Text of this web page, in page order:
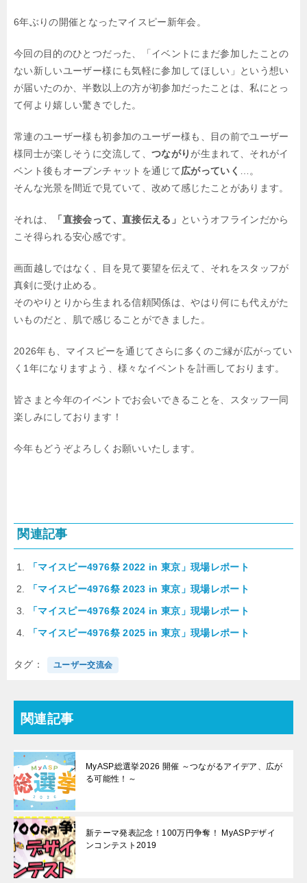
6年ぶりの開催となったマイスピー新年会。
今回の目的のひとつだった、「イベントにまだ参加したことの
ない新しいユーザー様にも気軽に参加してほしい」という想い
が届いたのか、半数以上の方が初参加だったことは、私にとっ
て何より嬉しい驚きでした。
常連のユーザー様も初参加のユーザー様も、目の前でユーザー
様同士が楽しそうに交流して、 つながり が生まれて、それがイ
ベント後もオープンチャットを通じて広がっていく
…。
そんな光景を間近で見ていて、改めて感じたことがあります。
それは、 「直接会って、直接伝える」 というオフラインだから
こそ得られる安心感です。
画面越しではなく、目を見て要望を伝えて、それをスタッフが
真剣に受け止める。
そのやりとりから生まれる信頼関係は、やはり何にも代えがた
いものだと、肌で感じることができました。
2026年も、マイスピーを通じてさらに多くのご縁が広がってい
く1年になりますよう、様々なイベントを計画しております。
皆さまと今年のイベントでお会いできることを、スタッフ一同
楽しみにしております！
今年もどうぞよろしくお願いいたします。
関連記事
「マイスピー4976祭 2022 in 東京」現場レポート
「マイスピー4976祭 2023 in 東京」現場レポート
「マイスピー4976祭 2024 in 東京」現場レポート
「マイスピー4976祭 2025 in 東京」現場レポート
タグ ユーザー交流会
関連記事
MyASP総選挙2026 開催 ～つながるアイデア、広が
る可能性！～
新テーマ発表記念！100万円争奪！ MyASPデザイ
ンコンテスト2019